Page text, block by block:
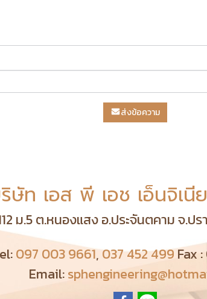
ส่งข้อความ
ษัท เอส พี เอช เอ็นจิเนี
ม.5 ต.หนองแสง อ.ประจันตคาม จ.ปร
097 003 9661,037 452 499Fax :
Email: